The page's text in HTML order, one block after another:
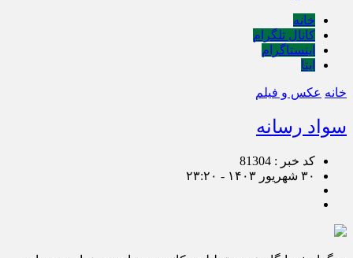
خانه
کانال تلگرام
اینستاگرام
ایتا
خانه عکس و فیلم
سواد رسانه
کد خبر : 81304
۳۰ شهریور ۱۴۰۳ - ۲۳:۲۰